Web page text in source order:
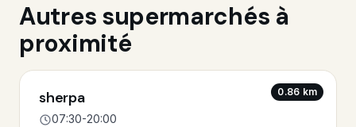
Autres supermarchés à
proximité
0.86 km
sherpa
07:30-20:00